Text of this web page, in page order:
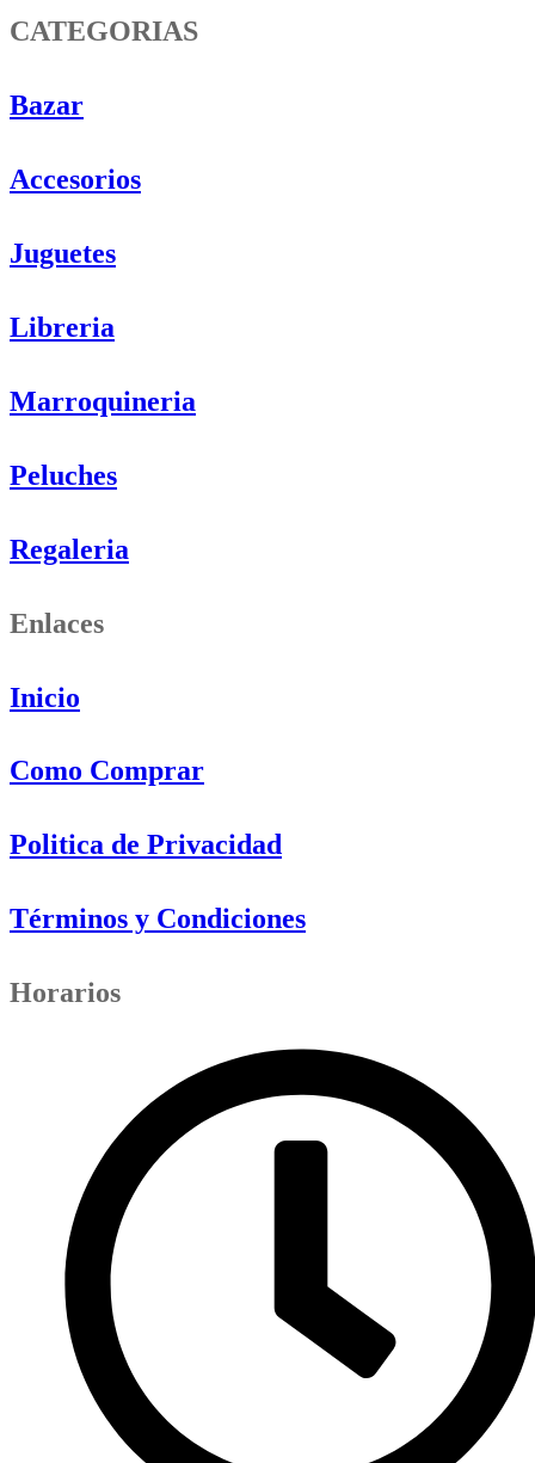
CATEGORIAS
Bazar
Accesorios
Juguetes
Libreria
Marroquineria
Peluches
Regaleria
Enlaces
Inicio
Como Comprar
Politica de Privacidad
Términos y Condiciones
Horarios